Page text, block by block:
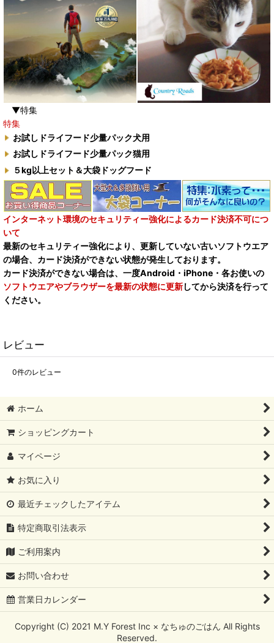
▼特集
特集
お試しドライフード少量パック犬用
お試しドライフード少量パック猫用
５kg以上セット＆大袋ドッグフード
インターネット環境のセキュリティー強化によるカード決済不可につ
いて
最新のセキュリティー強化により、更新していない古いソフトウエア
の場合、カード決済ができない状態が発生しております。
カード決済ができない場合は、一度Android・iPhone・各お使いの
ソフトウエアやブラウザーを最新の状態に更新してから決済を行って
ください。
レビュー
0件のレビュー
ホーム
ショッピングカート
マイページ
お気に入り
最近チェックしたアイテム
特定商取引法表示
ご利用案内
お問い合わせ
営業日カレンダー
Copyright (C) 2021 M.Y Forest Inc × なちゅのごはん All Rights
Reserved.